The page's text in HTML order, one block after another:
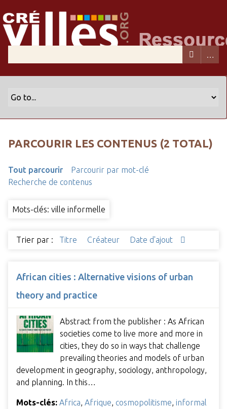
PARCOURIR LES CONTENUS (2 TOTAL)
Tout parcourir
Parcourir par mot-clé
Recherche de contenus
Mots-clés: ville informelle
Trier par : Titre Créateur Date d'ajout
African cities : Alternative visions of urban
theory and practice
Abstract from the publisher : As African
societies come to live more and more in
cities, they do so in ways that challenge
prevailing theories and models of urban
development in geography, sociology, anthropology,
and planning. In this…
Mots-clés: Africa Afrique cosmopolitisme informal